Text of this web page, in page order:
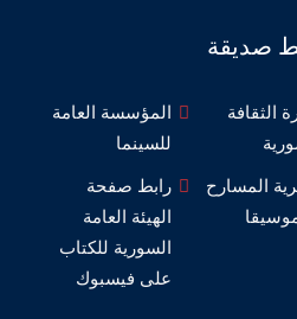
صديقة
الثقافة
المؤسسة العامة
للسينما
المسارح
رابط صفحة
الهيئة العامة
السورية للكتاب
على فيسبوك